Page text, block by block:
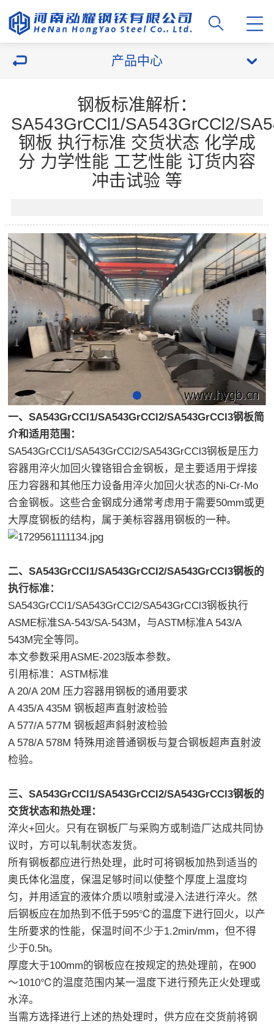
产品中心
钢板标准解析：
SA543GrCCl1/SA543GrCCl2/
钢板 执行标准 交货状态 化学成
分 力学性能 工艺性能 订货内容
冲击试验 等
一、SA543GrCCl1/SA543GrCCl2/SA543GrCCl3钢板简
介和适用范围：
SA543GrCCl1/SA543GrCCl2/SA543GrCCl3钢板是压力
容器用淬火加回火镍铬钼合金钢板，是主要适用于焊接
压力容器和其他压力设备用淬火加回火状态的Ni-Cr-Mo
合金钢板。这些合金钢成分通常考虑用于需要50mm或更
大厚度钢板的结构，属于美标容器用钢板的一种。
二、SA543GrCCl1/SA543GrCCl2/SA543GrCCl3钢板的
执行标准：
SA543GrCCl1/SA543GrCCl2/SA543GrCCl3钢板执行
ASME标准SA-543/SA-543M，与ASTM标准A 543/A
543M完全等同。
本文参数采用ASME-2023版本参数。
引用标准：ASTM标准
A 20/A 20M 压力容器用钢板的通用要求
A 435/A 435M 钢板超声直射波检验
A 577/A 577M 钢板超声斜射波检验
A 578/A 578M 特殊用途普通钢板与复合钢板超声直射波
检验。
三、SA543GrCCl1/SA543GrCCl2/SA543GrCCl3钢板的
交货状态和热处理：
淬火+回火。只有在钢板厂与采购方或制造厂达成共同协
议时，方可以轧制状态发货。
所有钢板都应进行热处理，此时可将钢板加热到适当的
奥氏体化温度，保温足够时间以使整个厚度上温度均
匀，并用适宜的液体介质以喷射或浸入法进行淬火。然
后钢板应在加热到不低于595℃的温度下进行回火，以产
生所要求的性能，保温时间不少于1.2min/mm，但不得
少于0.5h。
厚度大于100mm的钢板应在按规定的热处理前，在900
～1010℃的温度范围内某一温度下进行预先正火处理或
水淬。
当需方选择进行上述的热处理时，供方应在交货前将钢